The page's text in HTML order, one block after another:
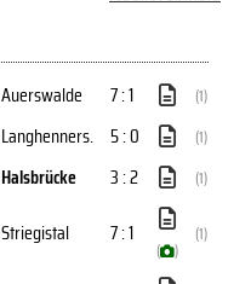
Auerswalde 7 : 1 (1)
Langhenners. 5 : 0 (1)
Halsbrücke 3 : 2 (1)
Striegistal 7 : 1
( )
(1)